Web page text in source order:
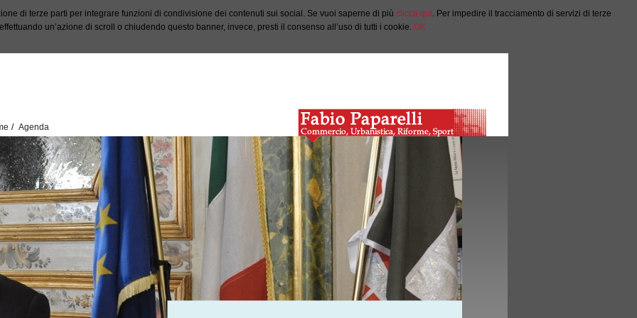
di terze parti per integrare funzioni di condivisione dei contenuti sui social. Se vuoi saperne di più clicca qui. Per impedire il tracciamento di servizi di terze
un’azione di scroll o chiudendo questo banner, invece, presti il consenso all’uso di tutti i cookie. OK
Agenda